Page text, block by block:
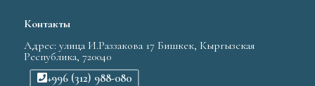
Контакты
Адрес: улица И.Раззакова 17 Бишкек, Кыргызская
Республика, 720040
+996 (312) 988-080